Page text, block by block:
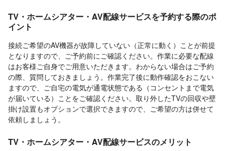
TV・ホームシアター・AV配線サービスを予約する際のポ
イント
接続ご希望のAV機器が故障していない（正常に動く）ことが前提
となりますので、ご予約前にご確認ください。作業に必要な配線
はお客様ご自身でご用意いただきます。わからない場合はご予約
の際、質問しておきましょう。作業完了後に動作確認をおこない
ますので、ご自宅の電気が通電状態である（コンセントまで電気
が届いている）ことをご確認ください。取り外したTVの回収や壁
掛け設置もオプションで選択できますので、ご希望の方は併せて
依頼しましょう。
TV・ホームシアター・AV配線サービスのメリット